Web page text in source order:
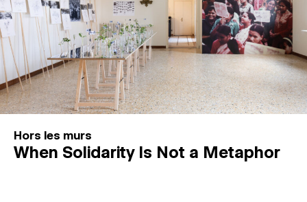
Hors les murs
When Solidarity Is Not a Metaphor